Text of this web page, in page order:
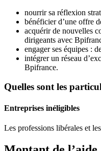
nourrir sa réflexion
bénéficier d’une offre
acquérir de nouvelles
dirigeants avec
engager ses équipes :
intégrer un réseau
Bpifrance.
Quelles sont les
Entreprises inéligibles
Les professions libérales et